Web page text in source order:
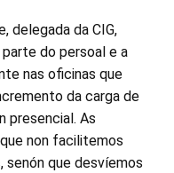
delegada da CIG,
do persoal e a
nas oficinas que
da carga de
presencial. As
non facilitemos
senón que desvíemos